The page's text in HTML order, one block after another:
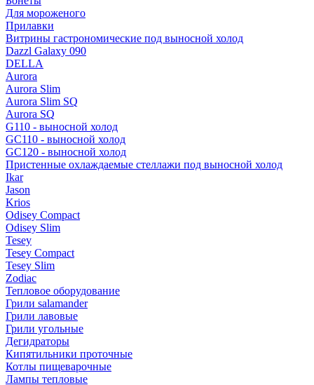
Для мороженого
Прилавки
Витрины гастрономические под выносной холод
Dazzl Galaxy 090
DELLA
Aurora
Aurora Slim
Aurora Slim SQ
Aurora SQ
G110 - выносной холод
GC110 - выносной холод
GC120 - выносной холод
Пристенные охлаждаемые стеллажи под выносной холод
Ikar
Jason
Krios
Odisey Compact
Odisey Slim
Tesey
Tesey Compact
Tesey Slim
Zodiac
Тепловое оборудование
Грили salamander
Грили лавовые
Грили угольные
Дегидраторы
Кипятильники проточные
Котлы пищеварочные
Лампы тепловые